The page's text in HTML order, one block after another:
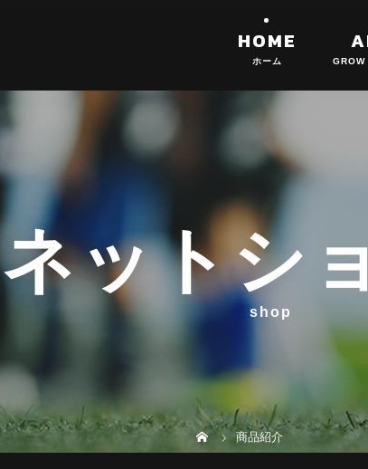
HOME
ネットシ
shop
商品紹介